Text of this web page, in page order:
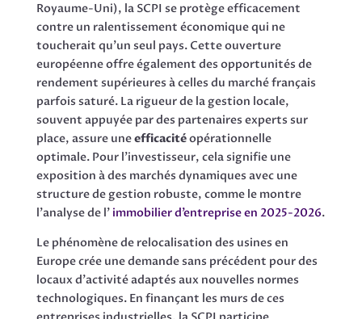
Royaume-Uni), la SCPI se protège efficacement
contre un ralentissement économique qui ne
toucherait qu’un seul pays. Cette ouverture
européenne offre également des opportunités de
rendement supérieures à celles du marché français
parfois saturé. La rigueur de la gestion locale,
souvent appuyée par des partenaires experts sur
place, assure uneefficacitéopérationnelle
optimale. Pour l’investisseur, cela signifie une
exposition à des marchés dynamiques avec une
structure de gestion robuste, comme le montre
l’analyse de l’ immobilier d’entreprise en 2025-2026.
Le phénomène de relocalisation des usines en
Europe crée une demande sans précédent pour des
locaux d’activité adaptés aux nouvelles normes
technologiques. En finançant les murs de ces